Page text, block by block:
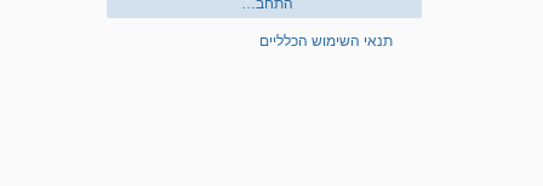
התחברות
תנאי השימוש הכלליים